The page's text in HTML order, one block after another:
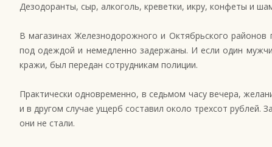
Дезодоранты, сыр, алкоголь, креветки, икру, конфеты и
В магазинах Железнодорожного и Октябрьского
под одеждой и немедленно задержаны. И если один
кражи, был передан сотрудникам полиции.
Практически одновременно, в седьмом часу вечера,
и в другом случае ущерб составил около трехсот
они не стали.